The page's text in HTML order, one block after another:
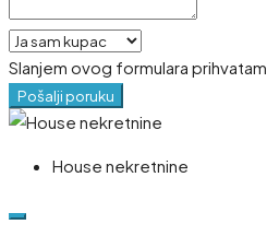
Slanjem ovog formulara prihvatam
Pošalji poruku
House nekretnine